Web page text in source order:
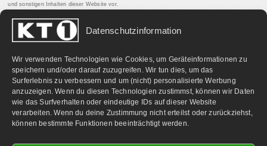
Datenschutzinformation
Wir verwenden Technologien wie Cookies, um Geräteinformationen zu
speichern und/oder darauf zuzugreifen. Wir tun dies, um das
Surferlebnis zu verbessern und um (nicht) personalisierte Werbung
anzuzeigen. Wenn du diesen Technologien zustimmst, können wir Daten
wie das Surfverhalten oder eindeutige IDs auf dieser Website
verarbeiten. Wenn du deine Zustimmung nicht erteilst oder zurückziehst,
können bestimmte Funktionen beeinträchtigt werden.
und sonstigen Inhalten dieser Website vor.
PARTNERLINKS: